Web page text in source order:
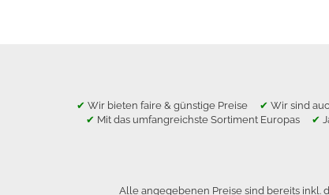
✔ Wir bieten faire & günstige Preise ✔ Wir sind
✔ Mit das umfangreichste Sortiment Europas ✔
Alle angegebenen Preise sind bereits inkl.